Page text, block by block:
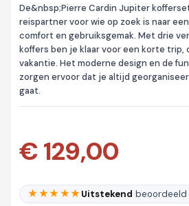
De&nbsp;Pierre Cardin Jupiter
reispartner voor wie op zoek is naar
comfort en gebruiksgemak. Met drie
koffers ben je klaar voor een korte trip,
vakantie. Het moderne design en de
zorgen ervoor dat je altijd
gaat.
€ 129,00
★★★★★Uitstekend beoordeeld